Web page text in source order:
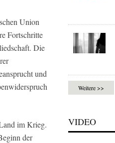
Union
Fortschritte
Die
und
im Krieg.
der
Weitere >>
VIDEO